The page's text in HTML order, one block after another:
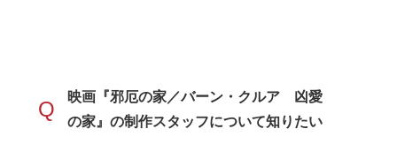
Q
映画『邪厄の家／バーン・クルア 凶愛
の家』の制作スタッフについて知りたい